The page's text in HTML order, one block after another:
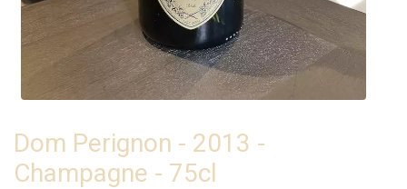
Dom Perignon - 2013 -
Champagne - 75cl